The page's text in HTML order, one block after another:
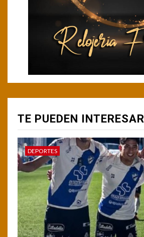
TE PUEDEN INTERESAR
DEPORTES